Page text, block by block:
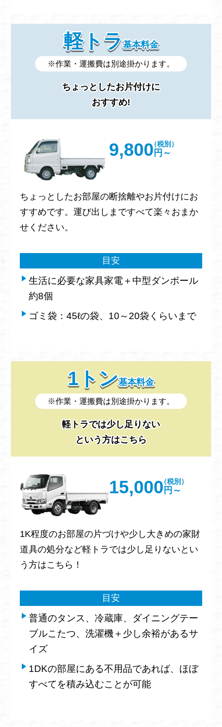
軽トラ基本料金
※作業・運搬費は別途掛かります。
ちょっとしたお片付けに
おすすめ!
9,800 円～
（税別）
ちょっとしたお部屋の断捨離やお片付けにお
すすめです。運び出しまですべて楽々おまか
せください。
目安
生活に必要な家具家電＋中型ダンボール
約8個
ゴミ袋：45ℓの袋、10～20袋くらいまで
1トン基本料金
※作業・運搬費は別途掛かります。
軽トラでは少し足りない
という方はこちら
15,000 円～
（税別）
1K程度のお部屋の片づけや少し大きめの家財
道具の処分など軽トラでは少し足りないとい
う方はこちら！
目安
普通のタンス、冷蔵庫、ダイニングテー
ブルこたつ、洗濯機＋少し余裕があるサ
イズ
1DKの部屋にある不用品であれば、ほぼ
すべてを積み込むことが可能